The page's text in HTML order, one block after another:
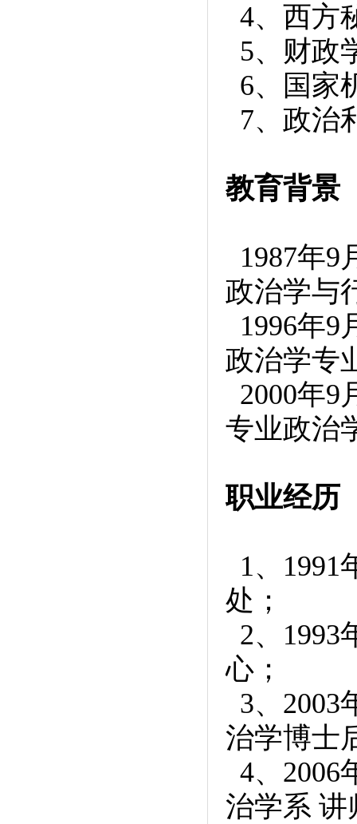
4、西方
5、财政
6、国家
7、政治
教育背景
1987年9
政治学与
1996年9
政治学专
2000年9
专业政治
职业经历
1、1991
处；
2、1993
心；
3、2003
治学博士
4、2006
治学系 讲